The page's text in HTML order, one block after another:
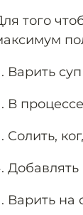
того
Варить
В
Солить,
Варить на